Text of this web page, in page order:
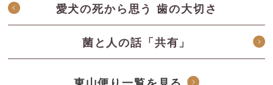
愛犬の死から思う 歯の大切さ
菌と人の話「共有」